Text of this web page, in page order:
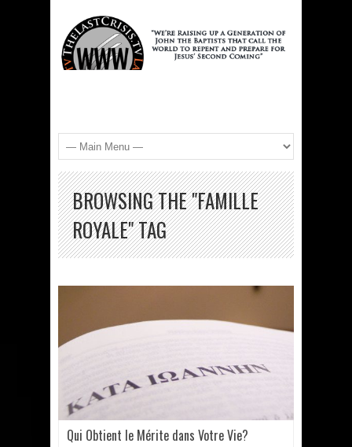
BROWSING THE "FAMILLE
ROYALE" TAG
Qui Obtient le Mérite dans Votre Vie?